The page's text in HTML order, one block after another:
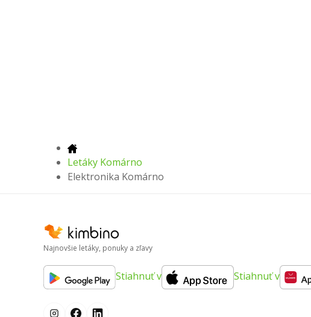
Letáky Komárno
Elektronika Komárno
Najnovšie letáky, ponuky a zľavy
Stiahnuť v Stiahnuť v